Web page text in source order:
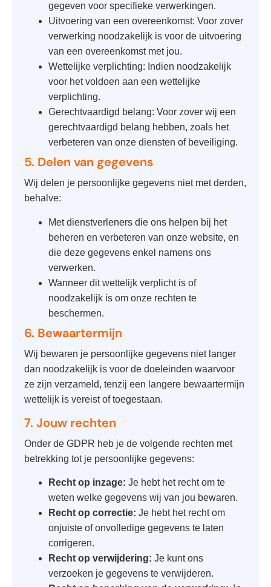
gegeven voor specifieke verwerkingen.
Uitvoering van een overeenkomst: Voor zover
verwerking noodzakelijk is voor de uitvoering
van een overeenkomst met jou.
Wettelijke verplichting: Indien noodzakelijk
voor het voldoen aan een wettelijke
verplichting.
Gerechtvaardigd belang: Voor zover wij een
gerechtvaardigd belang hebben, zoals het
verbeteren van onze diensten of beveiliging.
5. Delen van gegevens
Wij delen je persoonlijke gegevens niet met derden,
behalve:
Met dienstverleners die ons helpen bij het
beheren en verbeteren van onze website, en
die deze gegevens enkel namens ons
verwerken.
Wanneer dit wettelijk verplicht is of
noodzakelijk is om onze rechten te
beschermen.
6. Bewaartermijn
Wij bewaren je persoonlijke gegevens niet langer
dan noodzakelijk is voor de doeleinden waarvoor
ze zijn verzameld, tenzij een langere bewaartermijn
wettelijk is vereist of toegestaan.
7. Jouw rechten
Onder de GDPR heb je de volgende rechten met
betrekking tot je persoonlijke gegevens:
Recht op inzage: Je hebt het recht om te
weten welke gegevens wij van jou bewaren.
Recht op correctie: Je hebt het recht om
onjuiste of onvolledige gegevens te laten
corrigeren.
Recht op verwijdering: Je kunt ons
verzoeken je gegevens te verwijderen.